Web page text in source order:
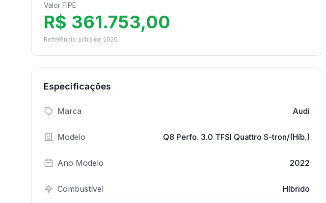
Valor FIPE
R$ 361.753,00
Referência: julho de 2026
Especificações
Marca Audi
Modelo Q8 Perfo. 3.0 TFSI Quattro S-tron/(Híb.)
Ano Modelo 2022
Combustível Híbrido